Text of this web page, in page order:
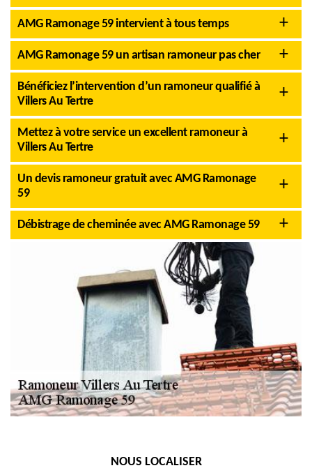
AMG Ramonage 59 intervient à tous temps
AMG Ramonage 59 un artisan ramoneur pas cher
Bénéficiez l’intervention d’un ramoneur qualifié à
Villers Au Tertre
Mettez à votre service un excellent ramoneur à
Villers Au Tertre
Un devis ramoneur gratuit avec AMG Ramonage
59
Débistrage de cheminée avec AMG Ramonage 59
NOUS LOCALISER